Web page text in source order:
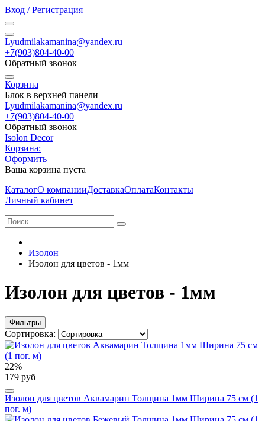
Вход / Регистрация
Lyudmilakamanina@yandex.ru
+7(903)804-40-00
Обратный звонок
Корзина
Блок в верхней панели
Lyudmilakamanina@yandex.ru
+7(903)804-40-00
Обратный звонок
Isolon Decor
Корзина:
Оформить
Ваша корзина пуста
КаталогО компанииДоставкаОплатаКонтакты
Личный кабинет
Изолон
Изолон для цветов - 1мм
Изолон для цветов - 1мм
Фильтры
Сортировка:
22%
179 руб
Изолон для цветов Аквамарин Толщина 1мм Ширина 75 см (1
пог. м)